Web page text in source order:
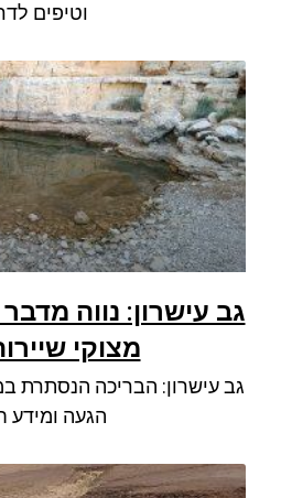
וטיפים
גב עישרון: נווה
מצוקי
גב עישרון: הבריכה הנסתרת
הגעה ומידע